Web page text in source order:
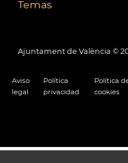
Temas
Ajuntament de València ©
Aviso
legal
Política
privacidad
Política
cookies